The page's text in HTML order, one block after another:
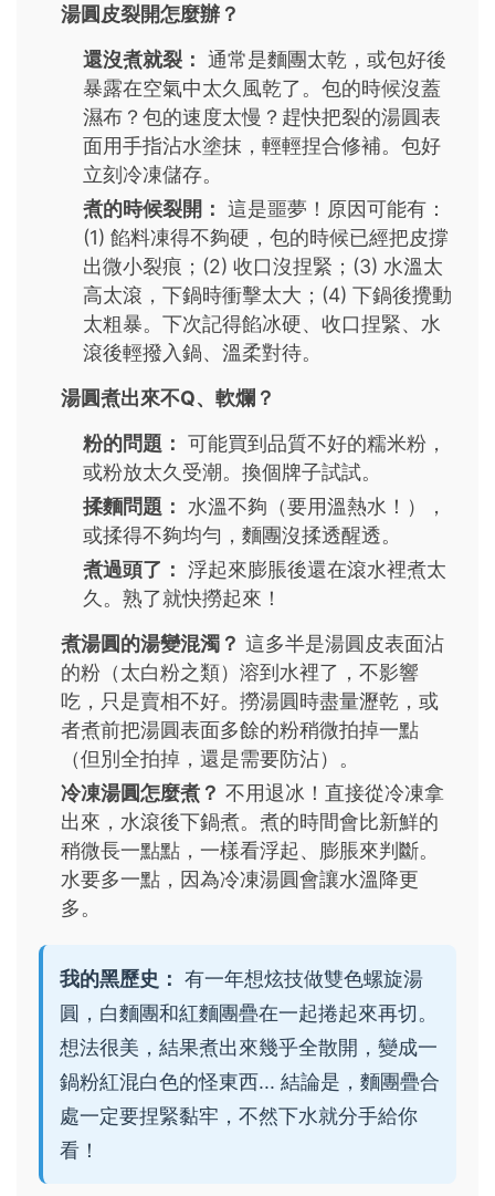
湯圓皮裂開怎麼辦？
還沒煮就裂： 通常是麵團太乾，或包好後
暴露在空氣中太久風乾了。包的時候沒蓋
濕布？包的速度太慢？趕快把裂的湯圓表
面用手指沾水塗抹，輕輕捏合修補。包好
立刻冷凍儲存。
煮的時候裂開： 這是噩夢！原因可能有：
(1) 餡料凍得不夠硬，包的時候已經把皮撐
出微小裂痕；(2) 收口沒捏緊；(3) 水溫太
高太滾，下鍋時衝擊太大；(4) 下鍋後攪動
太粗暴。下次記得餡冰硬、收口捏緊、水
滾後輕撥入鍋、溫柔對待。
湯圓煮出來不Q、軟爛？
粉的問題： 可能買到品質不好的糯米粉，
或粉放太久受潮。換個牌子試試。
揉麵問題：
水溫不夠（要用溫熱水！），
或揉得不夠均勻，麵團沒揉透醒透。
煮過頭了： 浮起來膨脹後還在滾水裡煮太
久。熟了就快撈起來！
煮湯圓的湯變混濁？ 這多半是湯圓皮表面沾
的粉（太白粉之類）溶到水裡了，不影響
吃，只是賣相不好。撈湯圓時盡量瀝乾，或
者煮前把湯圓表面多餘的粉稍微拍掉一點
（但別全拍掉，還是需要防沾）。
冷凍湯圓怎麼煮？ 不用退冰！直接從冷凍拿
出來，水滾後下鍋煮。煮的時間會比新鮮的
稍微長一點點，一樣看浮起、膨脹來判斷。
水要多一點，因為冷凍湯圓會讓水溫降更
多。
我的黑歷史： 有一年想炫技做雙色螺旋湯
圓，白麵團和紅麵團疊在一起捲起來再切。
想法很美，結果煮出來幾乎全散開，變成一
鍋粉紅混白色的怪東西... 結論是，麵團疊合
處一定要捏緊黏牢，不然下水就分手給你
看！